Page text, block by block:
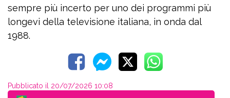
sempre più incerto per uno dei programmi più
longevi della televisione italiana, in onda dal
1988.
Pubblicato il 20/07/2026 10:08